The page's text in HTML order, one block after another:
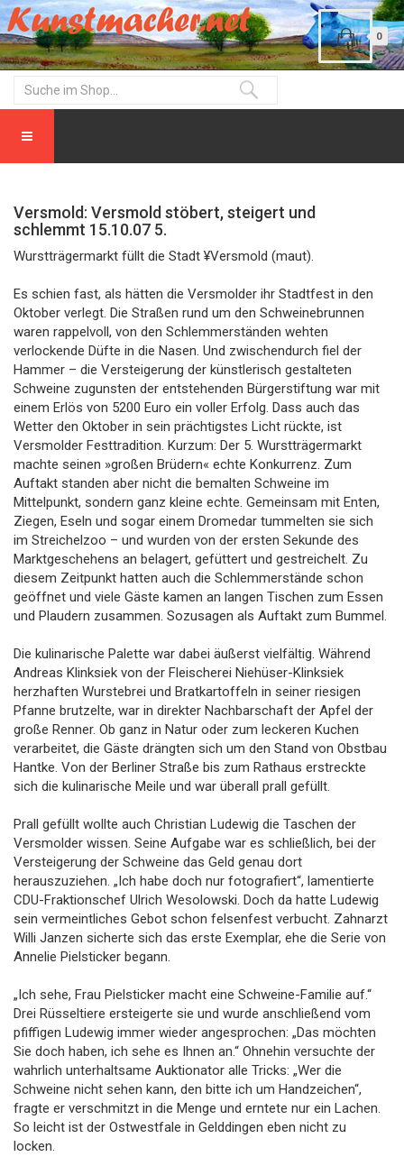
0
Versmold: Versmold stöbert, steigert und
schlemmt 15.10.07 5.
Wurstträgermarkt füllt die Stadt ¥Versmold (maut).
Es schien fast, als hätten die Versmolder ihr Stadtfest in den
Oktober verlegt. Die Straßen rund um den Schweinebrunnen
waren rappelvoll, von den Schlemmerständen wehten
verlockende Düfte in die Nasen. Und zwischendurch fiel der
Hammer – die Versteigerung der künstlerisch gestalteten
Schweine zugunsten der entstehenden Bürgerstiftung war mit
einem Erlös von 5200 Euro ein voller Erfolg. Dass auch das
Wetter den Oktober in sein prächtigstes Licht rückte, ist
Versmolder Festtradition. Kurzum: Der 5. Wurstträgermarkt
machte seinen »großen Brüdern« echte Konkurrenz. Zum
Auftakt standen aber nicht die bemalten Schweine im
Mittelpunkt, sondern ganz kleine echte. Gemeinsam mit Enten,
Ziegen, Eseln und sogar einem Dromedar tummelten sie sich
im Streichelzoo – und wurden von der ersten Sekunde des
Marktgeschehens an belagert, gefüttert und gestreichelt. Zu
diesem Zeitpunkt hatten auch die Schlemmerstände schon
geöffnet und viele Gäste kamen an langen Tischen zum Essen
und Plaudern zusammen. Sozusagen als Auftakt zum Bummel.
Die kulinarische Palette war dabei äußerst vielfältig. Während
Andreas Klinksiek von der Fleischerei Niehüser-Klinksiek
herzhaften Wurstebrei und Bratkartoffeln in seiner riesigen
Pfanne brutzelte, war in direkter Nachbarschaft der Apfel der
große Renner. Ob ganz in Natur oder zum leckeren Kuchen
verarbeitet, die Gäste drängten sich um den Stand von Obstbau
Hantke. Von der Berliner Straße bis zum Rathaus erstreckte
sich die kulinarische Meile und war überall prall gefüllt.
Prall gefüllt wollte auch Christian Ludewig die Taschen der
Versmolder wissen. Seine Aufgabe war es schließlich, bei der
Versteigerung der Schweine das Geld genau dort
herauszuziehen. „Ich habe doch nur fotografiert“, lamentierte
CDU-Fraktionschef Ulrich Wesolowski. Doch da hatte Ludewig
sein vermeintliches Gebot schon felsenfest verbucht. Zahnarzt
Willi Janzen sicherte sich das erste Exemplar, ehe die Serie von
Annelie Pielsticker begann.
„Ich sehe, Frau Pielsticker macht eine Schweine-Familie auf.“
Drei Rüsseltiere ersteigerte sie und wurde anschließend vom
pfiffigen Ludewig immer wieder angesprochen: „Das möchten
Sie doch haben, ich sehe es Ihnen an.“ Ohnehin versuchte der
wahrlich unterhaltsame Auktionator alle Tricks: „Wer die
Schweine nicht sehen kann, den bitte ich um Handzeichen“,
fragte er verschmitzt in die Menge und erntete nur ein Lachen.
So leicht ist der Ostwestfale in Gelddingen eben nicht zu
locken.